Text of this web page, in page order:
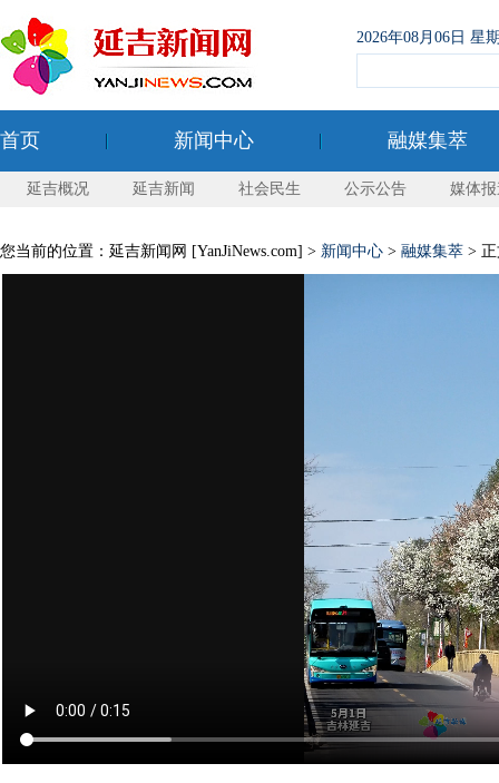
2026年08月06日 星
首页 新闻中心 融媒集萃
延吉概况 延吉新闻 社会民生 公示公告 媒体
您当前的位置：延吉新闻网 [YanJiNews.com] > 新闻中心 > 融媒集萃 >